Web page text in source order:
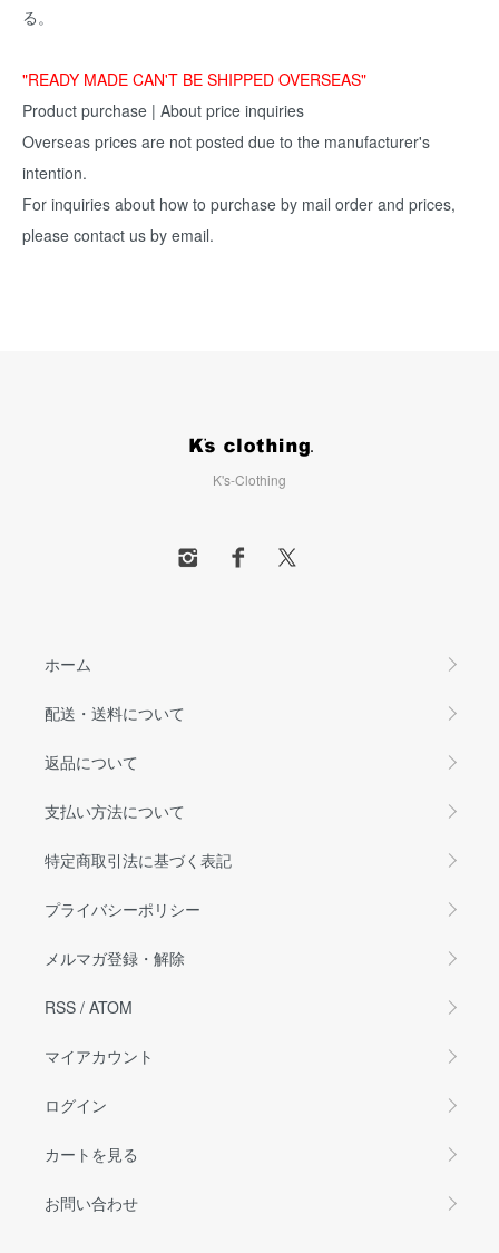
る。
"READY MADE CAN'T BE SHIPPED OVERSEAS"
Product purchase | About price inquiries
Overseas prices are not posted due to the manufacturer's
intention.
For inquiries about how to purchase by mail order and prices,
please contact us by email.
K's-Clothing
ホーム
配送・送料について
返品について
支払い方法について
特定商取引法に基づく表記
プライバシーポリシー
メルマガ登録・解除
RSS / ATOM
マイアカウント
ログイン
カートを見る
お問い合わせ